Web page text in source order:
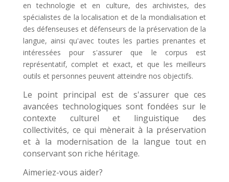
en technologie et en culture, des archivistes, des
spécialistes de la localisation et de la mondialisation et
des défenseuses et défenseurs de la préservation de la
langue, ainsi qu'avec toutes les parties prenantes et
intéressées pour s'assurer que le corpus est
représentatif, complet et exact, et que les meilleurs
outils et personnes peuvent atteindre nos objectifs.
Le point principal est de s'assurer que ces
avancées technologiques sont fondées sur le
contexte culturel et linguistique des
collectivités, ce qui mènerait à la préservation
et à la modernisation de la langue tout en
conservant son riche héritage.
Aimeriez-vous aider?